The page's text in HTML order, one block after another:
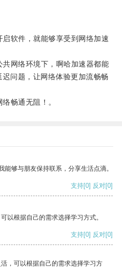
软件，就能够享受到网络加速
网络环境下，啊哈加速器都能
问题，让网络体验更加流畅畅
畅通无阻！。
能够与朋友保持联系，分享生活点滴。
支持[0] 反对[0]
以根据自己的需求选择学习方式。
支持[0] 反对[0]
，可以根据自己的需求选择学习方